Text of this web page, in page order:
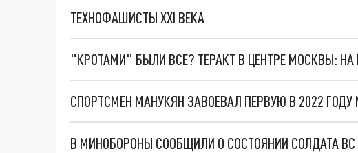
ТЕХНОФАШИСТЫ XXI ВЕКА
"КРОТАМИ" БЫЛИ ВСЕ? ТЕРАКТ В ЦЕНТРЕ МОСКВЫ:
СПОРТСМЕН МАНУКЯН ЗАВОЕВАЛ ПЕРВУЮ В 2022